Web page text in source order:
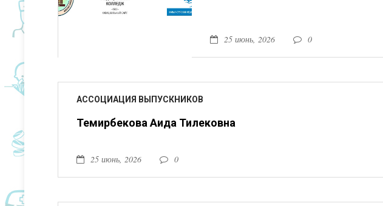
25 июнь, 2026 0
АССОЦИАЦИЯ ВЫПУСКНИКОВ
Темирбекова Аида Тилековна
25 июнь, 2026 0